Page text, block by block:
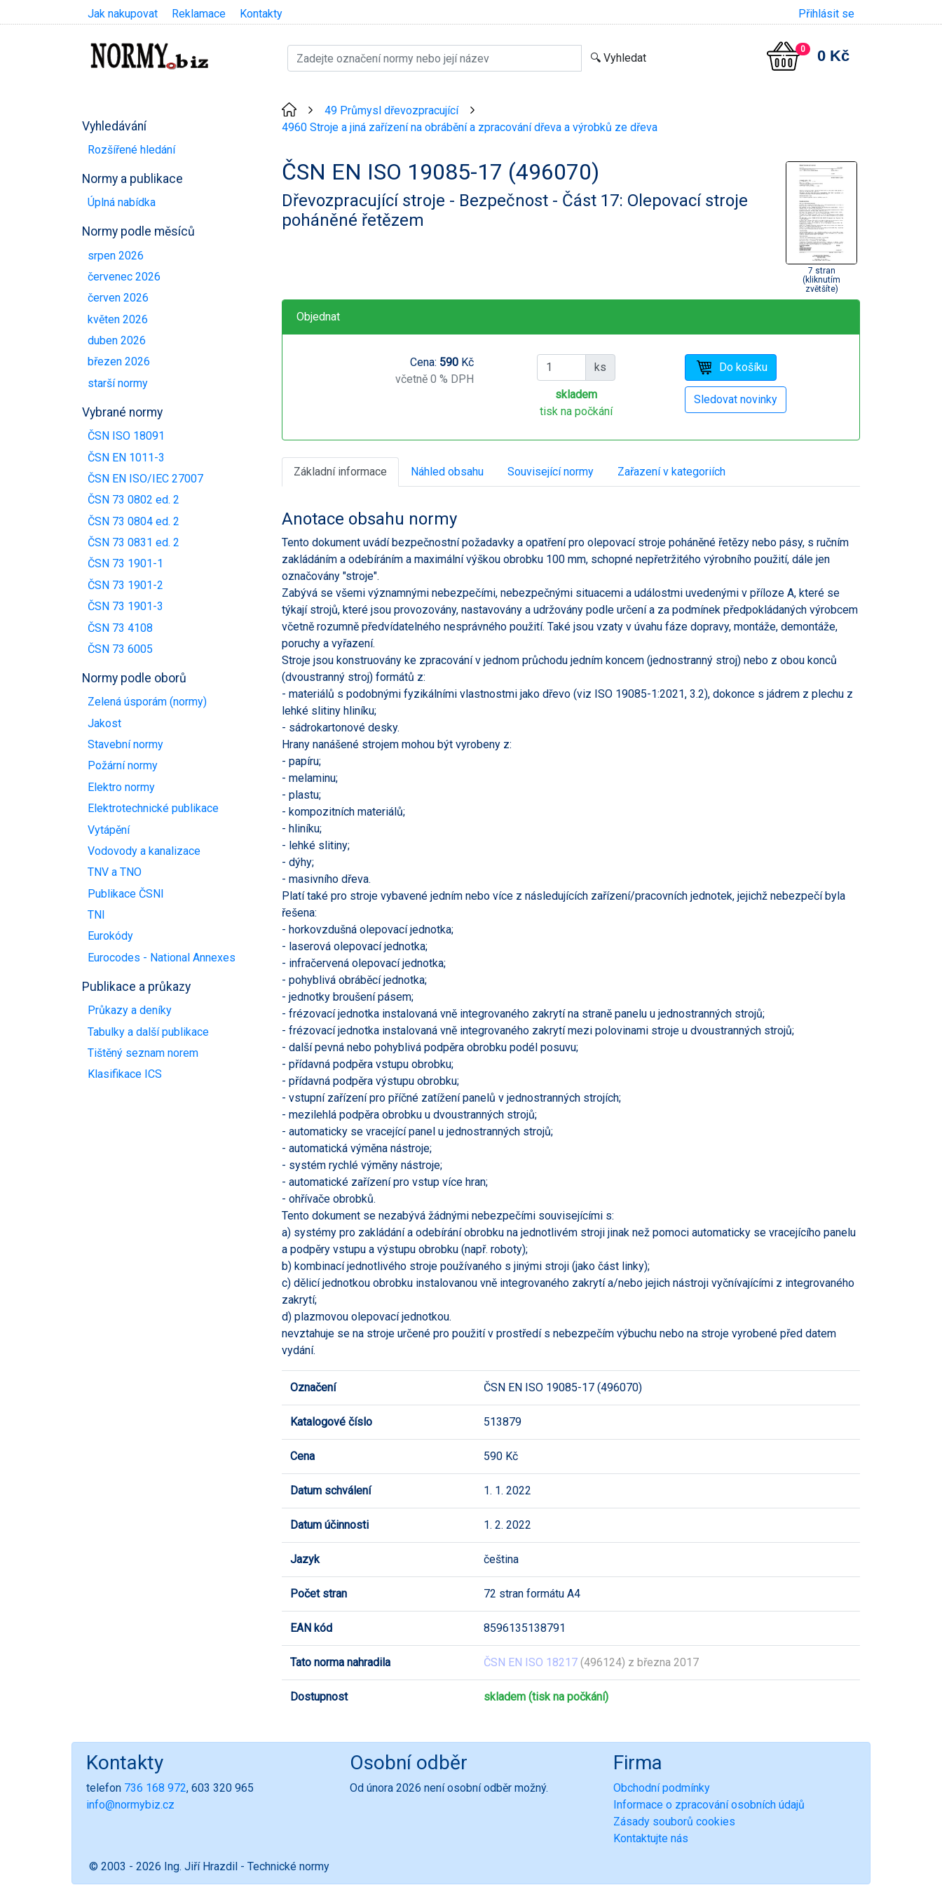
Jak nakupovat Reklamace Kontakty Přihlásit se
0 0 Kč
Vyhledávání
Rozšířené hledání
Normy a publikace
Úplná nabídka
Normy podle měsíců
srpen 2026
červenec 2026
červen 2026
květen 2026
duben 2026
březen 2026
starší normy
Vybrané normy
ČSN ISO 18091
ČSN EN 1011-3
ČSN EN ISO/IEC 27007
ČSN 73 0802 ed. 2
ČSN 73 0804 ed. 2
ČSN 73 0831 ed. 2
ČSN 73 1901-1
ČSN 73 1901-2
ČSN 73 1901-3
ČSN 73 4108
ČSN 73 6005
Normy podle oborů
Zelená úsporám (normy)
Jakost
Stavební normy
Požární normy
Elektro normy
Elektrotechnické publikace
Vytápění
Vodovody a kanalizace
TNV a TNO
Publikace ČSNI
TNI
Eurokódy
Eurocodes - National Annexes
Publikace a průkazy
Průkazy a deníky
Tabulky a další publikace
Tištěný seznam norem
Klasifikace ICS
49 Průmysl dřevozpracující
4960 Stroje a jiná zařízení na obrábění a zpracování dřeva a výrobků ze dřeva
ČSN EN ISO 19085-17 (496070)
Dřevozpracující stroje - Bezpečnost - Část 17: Olepovací stroje
poháněné řetězem
7 stran
(kliknutím
zvětšíte)
Objednat
Cena: 590Kč
včetně 0 % DPH
ks
skladem
tisk na počkání
Základní informace Náhled obsahu Související normy Zařazení v kategoriích
Anotace obsahu normy
Tento dokument uvádí bezpečnostní požadavky a opatření pro olepovací stroje poháněné řetězy nebo pásy, s ručním
zakládáním a odebíráním a maximální výškou obrobku 100 mm, schopné nepřetržitého výrobního použití, dále jen
označovány "stroje".
Zabývá se všemi významnými nebezpečími, nebezpečnými situacemi a událostmi uvedenými v příloze A, které se
týkají strojů, které jsou provozovány, nastavovány a udržovány podle určení a za podmínek předpokládaných výrobcem
včetně rozumně předvídatelného nesprávného použití. Také jsou vzaty v úvahu fáze dopravy, montáže, demontáže,
poruchy a vyřazení.
Stroje jsou konstruovány ke zpracování v jednom průchodu jedním koncem (jednostranný stroj) nebo z obou konců
(dvoustranný stroj) formátů z:
- materiálů s podobnými fyzikálními vlastnostmi jako dřevo (viz ISO 19085-1:2021, 3.2), dokonce s jádrem z plechu z
lehké slitiny hliníku;
- sádrokartonové desky.
Hrany nanášené strojem mohou být vyrobeny z:
- papíru;
- melaminu;
- plastu;
- kompozitních materiálů;
- hliníku;
- lehké slitiny;
- dýhy;
- masivního dřeva.
Platí také pro stroje vybavené jedním nebo více z následujících zařízení/pracovních jednotek, jejichž nebezpečí byla
řešena:
- horkovzdušná olepovací jednotka;
- laserová olepovací jednotka;
- infračervená olepovací jednotka;
- pohyblivá obráběcí jednotka;
- jednotky broušení pásem;
- frézovací jednotka instalovaná vně integrovaného zakrytí na straně panelu u jednostranných strojů;
- frézovací jednotka instalovaná vně integrovaného zakrytí mezi polovinami stroje u dvoustranných strojů;
- další pevná nebo pohyblivá podpěra obrobku podél posuvu;
- přídavná podpěra vstupu obrobku;
- přídavná podpěra výstupu obrobku;
- vstupní zařízení pro příčné zatížení panelů v jednostranných strojích;
- mezilehlá podpěra obrobku u dvoustranných strojů;
- automaticky se vracející panel u jednostranných strojů;
- automatická výměna nástroje;
- systém rychlé výměny nástroje;
- automatické zařízení pro vstup více hran;
- ohřívače obrobků.
Tento dokument se nezabývá žádnými nebezpečími souvisejícími s:
a) systémy pro zakládání a odebírání obrobku na jednotlivém stroji jinak než pomoci automaticky se vracejícího panelu
a podpěry vstupu a výstupu obrobku (např. roboty);
b) kombinací jednotlivého stroje používaného s jinými stroji (jako část linky);
c) dělicí jednotkou obrobku instalovanou vně integrovaného zakrytí a/nebo jejich nástroji vyčnívajícími z integrovaného
zakrytí;
d) plazmovou olepovací jednotkou.
nevztahuje se na stroje určené pro použití v prostředí s nebezpečím výbuchu nebo na stroje vyrobené před datem
vydání.
Označení ČSN EN ISO 19085-17 (496070)
Katalogové číslo 513879
Cena 590 Kč
Datum schválení 1. 1. 2022
Datum účinnosti 1. 2. 2022
Jazyk čeština
Počet stran 72 stran formátu A4
EAN kód 8596135138791
Tato norma nahradila ČSN EN ISO 18217 (496124) z března 2017
Dostupnost skladem (tisk na počkání)
Kontakty
telefon 736 168 972, 603 320 965
info@normybiz.cz
Osobní odběr
Od února 2026 není osobní odběr možný.
Firma
Obchodní podmínky
Informace o zpracování osobních údajů
Zásady souborů cookies
Kontaktujte nás
© 2003 - 2026 Ing. Jiří Hrazdil - Technické normy